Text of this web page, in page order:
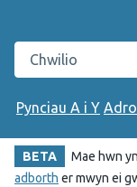
Chwilio gwefan
Pynciau A i Y
BETA
Mae hwn
adborth er mwyn ei